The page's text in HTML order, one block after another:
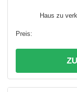
Haus zu